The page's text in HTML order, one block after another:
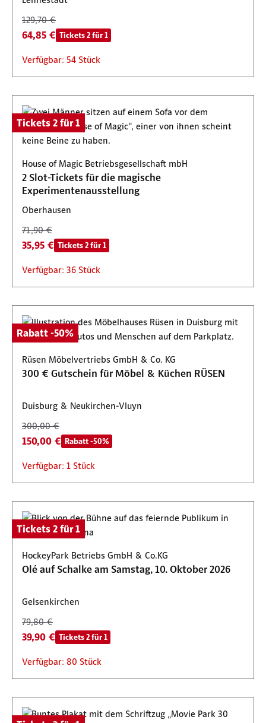
129,70 €
64,85 € Tickets 2 für 1
Verfügbar: 54 Stück
Tickets 2 für 1
House of Magic Betriebsgesellschaft mbH
2 Slot-Tickets für die magische
Experimentenausstellung
Oberhausen
71,90 €
35,95 € Tickets 2 für 1
Verfügbar: 36 Stück
Rabatt -50%
Rüsen Möbelvertriebs GmbH & Co. KG
300 € Gutschein für Möbel & Küchen RÜSEN
Duisburg & Neukirchen-Vluyn
300,00 €
150,00 € Rabatt -50%
Verfügbar: 1 Stück
Tickets 2 für 1
HockeyPark Betriebs GmbH & Co.KG
Olé auf Schalke am Samstag, 10. Oktober 2026
Gelsenkirchen
79,80 €
39,90 € Tickets 2 für 1
Verfügbar: 80 Stück